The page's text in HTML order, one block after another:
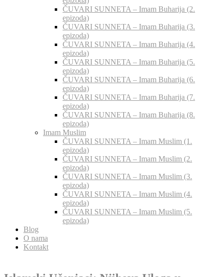
ČUVARI SUNNETA – Imam Buharija (2.
epizoda)
ČUVARI SUNNETA – Imam Buharija (3.
epizoda)
ČUVARI SUNNETA – Imam Buharija (4.
epizoda)
ČUVARI SUNNETA – Imam Buharija (5.
epizoda)
ČUVARI SUNNETA – Imam Buharija (6.
epizoda)
ČUVARI SUNNETA – Imam Buharija (7.
epizoda)
ČUVARI SUNNETA – Imam Buharija (8.
epizoda)
Imam Muslim
ČUVARI SUNNETA – Imam Muslim (1.
epizoda)
ČUVARI SUNNETA – Imam Muslim (2.
epizoda)
ČUVARI SUNNETA – Imam Muslim (3.
epizoda)
ČUVARI SUNNETA – Imam Muslim (4.
epizoda)
ČUVARI SUNNETA – Imam Muslim (5.
epizoda)
Blog
O nama
Kontakt